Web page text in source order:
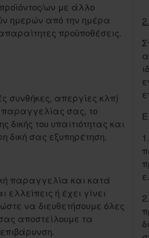
ων με άλλο
ημερών από την ημέρα
προϋποθέσεις.
συνθήκες, απεργίες κλπ)
παραγγελίας σας, το
του υπαιτιότητας και
δική σας εξυπηρέτηση.
παραγγελία και κατά
ή έχει γίνει
να διευθετήσουμε όλες
αποστείλουμε τα